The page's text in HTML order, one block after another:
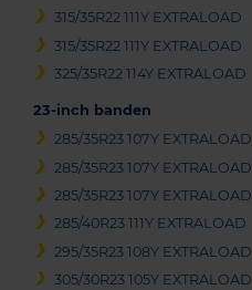
315/35R22 111Y EXTRALOAD
315/35R22 111Y EXTRALOAD
325/35R22 114Y EXTRALOAD
23-inch banden
285/35R23 107Y EXTRALOAD
285/35R23 107Y EXTRALOAD
285/35R23 107Y EXTRALOAD
285/40R23 111Y EXTRALOAD
295/35R23 108Y EXTRALOAD
305/30R23 105Y EXTRALOAD